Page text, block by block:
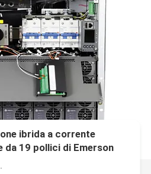
ibrida a corrente
da 19 pollici di Emerson
1-9 sets